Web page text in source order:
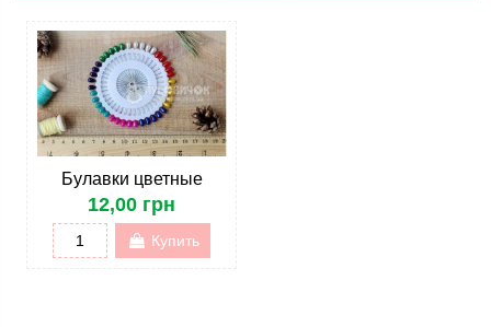
Булавки цветные
12,00 грн
Купить